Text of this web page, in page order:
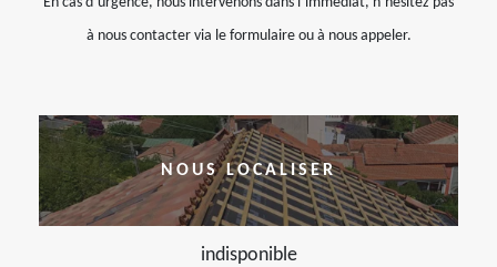
à nous contacter via le formulaire ou à nous appeler.
NOUS LOCALISER
indisponible